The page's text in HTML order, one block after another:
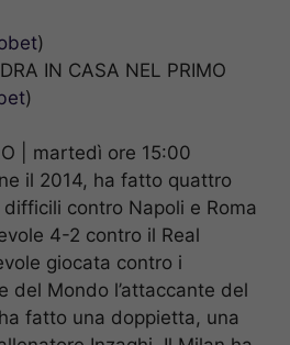
)
IN CASA NEL PRIMO
)
| martedì ore 15:00
il 2014, ha fatto quattro
contro Napoli e Roma
4-2 contro il Real
giocata contro i
del Mondo l’attaccante del
fatto una doppietta, una